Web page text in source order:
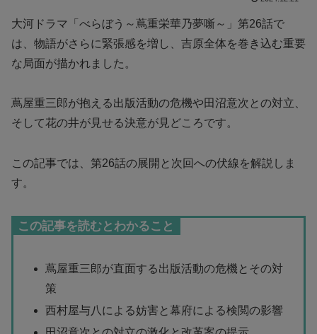
大河ドラマ「べらぼう～蔦重栄華乃夢噺～」第26話で
は、物語がさらに緊張感を増し、吉原全体を巻き込む重要
な局面が描かれました。
蔦屋重三郎が抱える出版活動の危機や田沼意次との対立、
そして花の井が見せる決意が見どころです。
この記事では、第26話の展開と次回への伏線を解説しま
す。
この記事を読むとわかること
蔦屋重三郎が直面する出版活動の危機とその対
策
西村屋与八による妨害と幕府による検閲の影響